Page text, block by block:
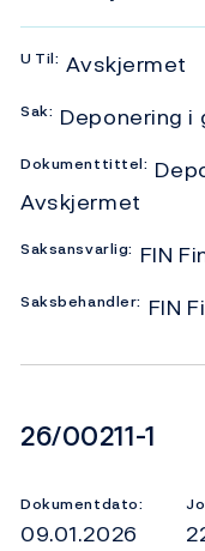
U Til: Avskjermet
Sak: Deponering
Dokumenttittel:
Avskjermet
Saksansvarlig: FIN
Saksbehandler: FIN
26/00211-1
Dokumentdato:
09.01.2026